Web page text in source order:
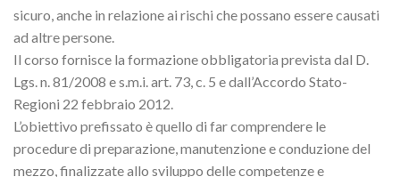
sicuro, anche in relazione ai rischi che possano essere causati
ad altre persone.
Il corso fornisce la formazione obbligatoria prevista dal D.
Lgs. n. 81/2008 e s.m.i. art. 73, c. 5 e dall’Accordo Stato-
Regioni 22 febbraio 2012.
L’obiettivo prefissato è quello di far comprendere le
procedure di preparazione, manutenzione e conduzione del
mezzo, finalizzate allo sviluppo delle competenze e